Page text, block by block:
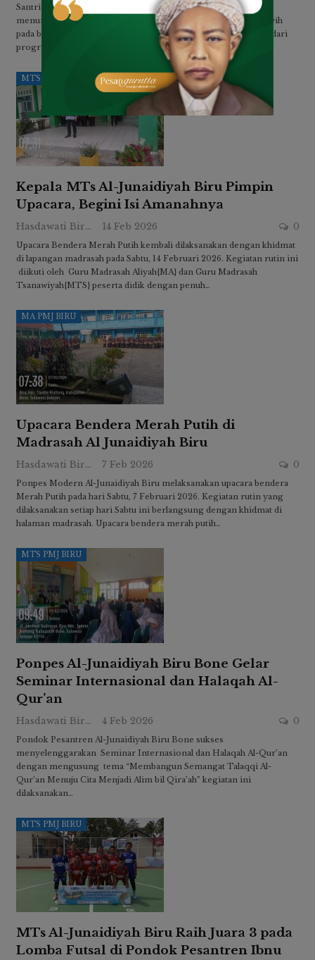
Santri Madrasah Tsanawiyah Al Junaidiyah Biru kembali
menunjukkan kiprah positifnya dengan mengisi ceramah tarawih
pada bulan suci Ramadhan 1447 H. Kegiatan ini menjadi bagian dari
program pembinaan keagamaan madrasah dalam melatih…
MTS PMJ BIRU
Kepala MTs Al-Junaidiyah Biru Pimpin
Upacara, Begini Isi Amanahnya
Hasdawati Biru 14 Feb 2026 0
Upacara Bendera Merah Putih kembali dilaksanakan dengan khidmat
di lapangan madrasah pada Sabtu, 14 Februari 2026. Kegiatan rutin ini
diikuti oleh Guru Madrasah Aliyah{MA} dan Guru Madrasah
Tsanawiyah{MTS} peserta didik dengan penuh…
MA PMJ BIRU
Upacara Bendera Merah Putih di
Madrasah Al Junaidiyah Biru
Hasdawati Biru 7 Feb 2026 0
Ponpes Modern Al-Junaidiyah Biru melaksanakan upacara bendera
Merah Putih pada hari Sabtu, 7 Februari 2026. Kegiatan rutin yang
dilaksanakan setiap hari Sabtu ini berlangsung dengan khidmat di
halaman madrasah. Upacara bendera merah putih…
MTS PMJ BIRU
Ponpes Al-Junaidiyah Biru Bone Gelar
Seminar Internasional dan Halaqah Al-
Qur’an
Hasdawati Biru 4 Feb 2026 0
Pondok Pesantren Al-Junaidiyah Biru Bone sukses
menyelenggarakan Seminar Internasional dan Halaqah Al-Qur’an
dengan mengusung tema “Membangun Semangat Talaqqi Al-
Qur’an Menuju Cita Menjadi Alim bil Qira’ah” kegiatan ini
dilaksanakan…
MTS PMJ BIRU
MTs Al-Junaidiyah Biru Raih Juara 3 pada
Lomba Futsal di Pondok Pesantren Ibnu